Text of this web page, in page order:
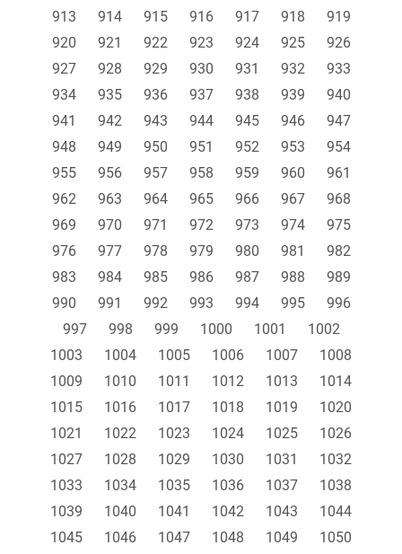
913
914 915 916 917 918
919
920
921 922 923 924 925
926
927
928 929 930 931 932
933
934
935 936 937 938 939
940
941
942 943 944 945 946
947
948
949 950 951 952 953
954
955
956 957 958 959 960
961
962
963 964 965 966 967
968
969
970 971 972 973 974
975
976
977 978 979 980 981
982
983
984 985 986 987 988
989
990
991 992 993 994 995
996
997
998 999 1000 1001
1002
1003
1004 1005 1006 1007
1008
1009
1010 1011 1012 1013
1014
1015
1016 1017 1018 1019
1020
1021
1022 1023 1024 1025
1026
1027
1028 1029 1030 1031
1032
1033
1034 1035 1036 1037
1038
1039
1040 1041 1042 1043
1044
1045
1046 1047 1048 1049
1050